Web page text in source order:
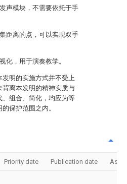
声模块，不需要依托于手
距离的点，可以实现双手
化，用于演奏教学。
明的实施方式并不受上
离本发明的精神实质与
组合、简化，均应为等
保护范围之内。
Priority date Publication date